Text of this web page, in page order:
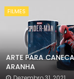
FILMES
ARTE PARA
ARANHA